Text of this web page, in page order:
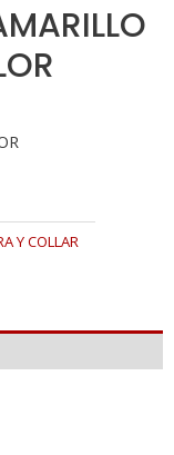
Y COLLAR